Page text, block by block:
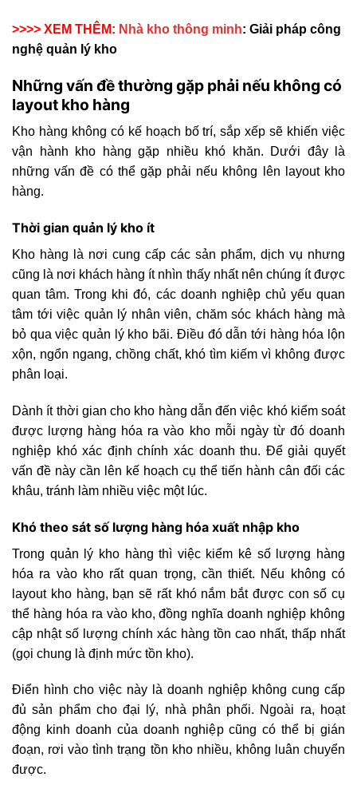
>>>> XEM THÊM: Nhà kho thông minh: Giải pháp công
nghệ quản lý kho
Những vấn đề thường gặp phải nếu không có
layout kho hàng
Kho hàng không có kế hoạch bố trí, sắp xếp sẽ khiến việc
vận hành kho hàng gặp nhiều khó khăn. Dưới đây là
những vấn đề có thể gặp phải nếu không lên layout kho
hàng.
Thời gian quản lý kho ít
Kho hàng là nơi cung cấp các sản phẩm, dịch vụ nhưng
cũng là nơi khách hàng ít nhìn thấy nhất nên chúng ít được
quan tâm. Trong khi đó, các doanh nghiệp chủ yếu quan
tâm tới việc quản lý nhân viên, chăm sóc khách hàng mà
bỏ qua việc quản lý kho bãi. Điều đó dẫn tới hàng hóa lộn
xộn, ngổn ngang, chồng chất, khó tìm kiếm vì không được
phân loại.
Dành ít thời gian cho kho hàng dẫn đến việc khó kiểm soát
được lượng hàng hóa ra vào kho mỗi ngày từ đó doanh
nghiệp khó xác định chính xác doanh thu. Để giải quyết
vấn đề này cần lên kế hoạch cụ thể tiến hành cân đối các
khâu, tránh làm nhiều việc một lúc.
Khó theo sát số lượng hàng hóa xuất nhập kho
Trong quản lý kho hàng thì việc kiểm kê số lượng hàng
hóa ra vào kho rất quan trọng, cần thiết. Nếu không có
layout kho hàng, bạn sẽ rất khó nắm bắt được con số cụ
thể hàng hóa ra vào kho, đồng nghĩa doanh nghiệp không
cập nhật số lượng chính xác hàng tồn cao nhất, thấp nhất
(gọi chung là định mức tồn kho).
Điển hình cho việc này là doanh nghiệp không cung cấp
đủ sản phẩm cho đại lý, nhà phân phối. Ngoài ra, hoạt
động kinh doanh của doanh nghiệp cũng có thể bị gián
đoạn, rơi vào tình trạng tồn kho nhiều, không luân chuyển
được.